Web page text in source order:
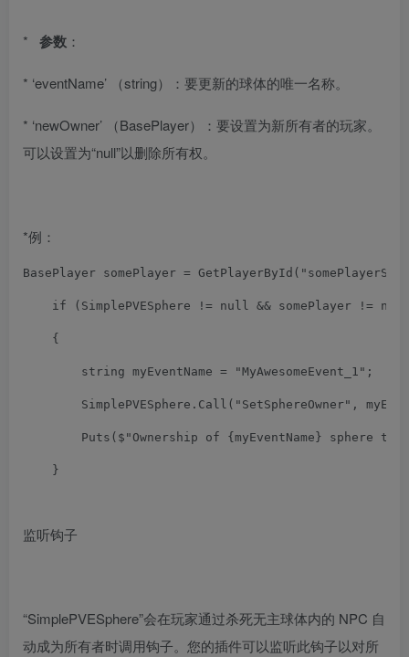
* 参数 ：
* ‘eventName’ （string）：要更新的球体的唯一名称。
* ‘newOwner’ （BasePlayer）：要设置为新所有者的玩家。
可以设置为“null”以删除所有权。
*例：
BasePlayer somePlayer = GetPlayerById (
if ( SimplePVESphere != null && somePlayer != null
{
string myEventName = "MyAwesomeEvent_1" ;
SimplePVESphere . Call ( "SetSphereOwner" ,
Puts ( $ "Ownership of {myEventName} sphere
}
监听钩子
“SimplePVESphere”会在玩家通过杀死无主球体内的 NPC 自
动成为所有者时调用钩子。您的插件可以监听此钩子以对所